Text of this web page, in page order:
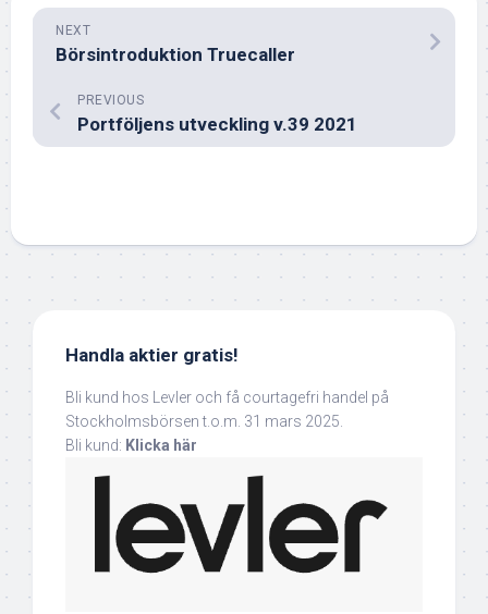
NEXT
Börsintroduktion Truecaller
PREVIOUS
Portföljens utveckling v.39 2021
Handla aktier gratis!
Bli kund hos Levler och få courtagefri handel på
Stockholmsbörsen t.o.m. 31 mars 2025.
Bli kund: Klicka här